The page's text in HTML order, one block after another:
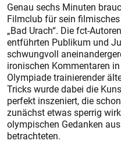
Genau sechs Minuten
Filmclub für sein
„Bad Urach“. Die fct-
entführten Publikum und
schwungvoll
ironischen Kommentaren
Olympiade trainierender
Tricks wurde dabei die
perfekt inszeniert, die
zunächst etwas sperrig
olympischen Gedanken
betrachteten.